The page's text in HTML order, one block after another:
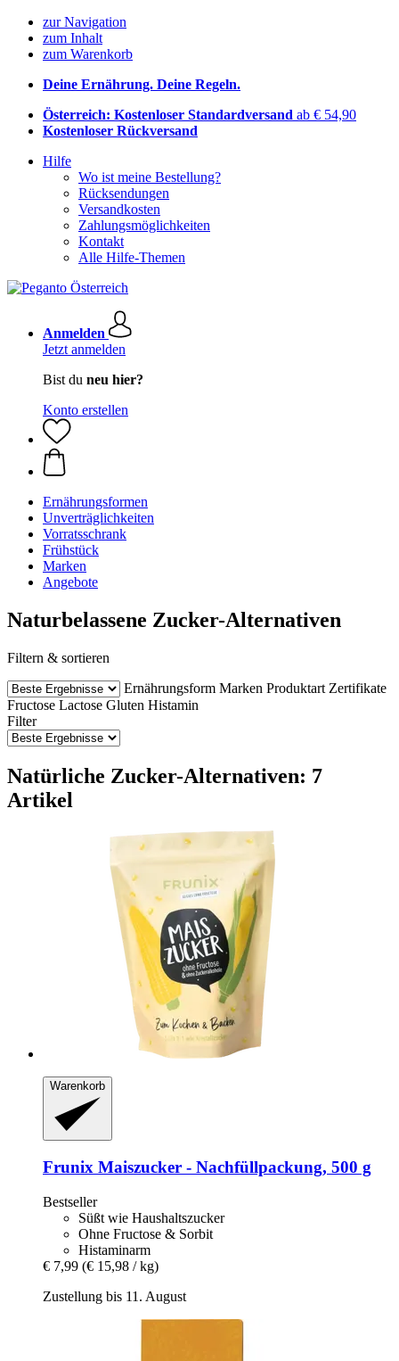
zur Navigation
zum Inhalt
zum Warenkorb
Deine Ernährung. Deine Regeln.
Österreich: Kostenloser Standardversand ab € 54,90
Kostenloser Rückversand
Hilfe
Wo ist meine Bestellung?
Rücksendungen
Versandkosten
Zahlungsmöglichkeiten
Kontakt
Alle Hilfe-Themen
Anmelden
Jetzt anmelden
Bist du neu hier?
Konto erstellen
Ernährungsformen
Unverträglichkeiten
Vorratsschrank
Frühstück
Marken
Angebote
Naturbelassene Zucker-Alternativen
Filtern & sortieren
Ernährungsform Marken Produktart Zertifikate
Fructose Lactose Gluten Histamin
Filter
Natürliche Zucker-Alternativen: 7
Artikel
Warenkorb
Frunix Maiszucker -​ Nachfüllpackung, 500 g
Bestseller
Süßt wie Haushaltszucker
Ohne Fructose & Sorbit
Histaminarm
€ 7,99 (€ 15,98 / kg)
Zustellung bis 11. August